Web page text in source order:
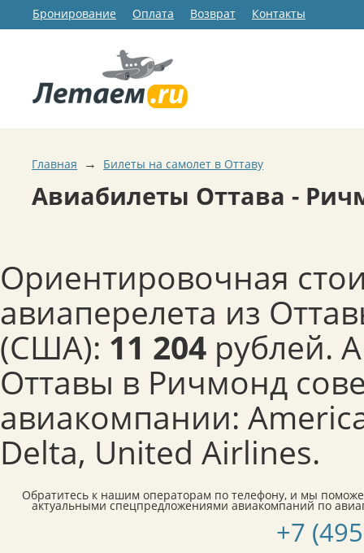
Бронирование Оплата Возврат Контакты
Главная → Билеты на самолет в Оттаву
Авиабилеты Оттава -
Ориентировочная
авиаперелета из
(США): 11 204 рублей.
Оттавы в Ричмонд
авиакомпании:
Delta, United Airlines.
Обратитесь к нашим операторам по телефону, и мы
актуальными спецпредложениями авиакомпаний по
+7